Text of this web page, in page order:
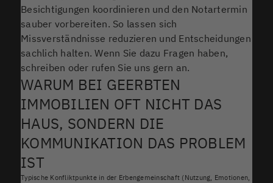
Besichtigungen koordinieren und den Notartermin
sauber vorbereiten. So lassen sich
Missverständnisse reduzieren und Entscheidungen
sachlich halten. Wenn Sie dazu Fragen haben,
schreiben oder rufen Sie uns gern an.
WARUM BEI GEERBTEN
IMMOBILIEN OFT NICHT DAS
HAUS, SONDERN DIE
KOMMUNIKATION DAS PROBLEM
IST
Typische Konfliktpunkte in der Erbengemeinschaft (Nutzung, Emotionen,